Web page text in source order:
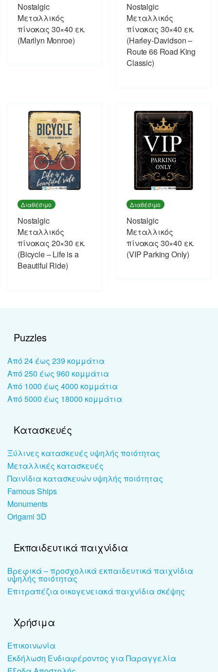
Nostalgic
Μεταλλικός
πίνακας 30×40 εκ.
(Marilyn Monroe)
Nostalgic
Μεταλλικός
πίνακας 30×40 εκ.
(Harley-Davidson –
Route 66 Road King
Classic)
Διαθέσιμο
Nostalgic
Μεταλλικός
πίνακας 20×30 εκ.
(Bicycle – Life is a
Beautiful Ride)
Διαθέσιμο
Nostalgic
Μεταλλικός
πίνακας 30×40 εκ.
(VIP Parking Only)
Puzzles
Από 24 έως 239 κομμάτια
Από 250 έως 960 κομμάτια
Από 1000 έως 4000 κομμάτια
Από 5000 έως 18000 κομμάτια
Κατασκευές
Ξύλινες κατασκευές υψηλής ποιότητας
Μεταλλικές κατασκευές
Παινίδια κατασκευών υψηλής ποιότητας
Famous Ships
Monuments
Origami 3D
Εκπαιδευτικά παιχνίδια
Βρεφικά – προσχολικά εκπαιδευτικά παιχνίδια
υψηλής ποιότητας
Επιτραπέζια οικογενειακά παιχνίδια σκέψης
Χρήσιμα
Επικοινωνία
Εκδήλωση Ενδιαφέροντος για Παραγγελία